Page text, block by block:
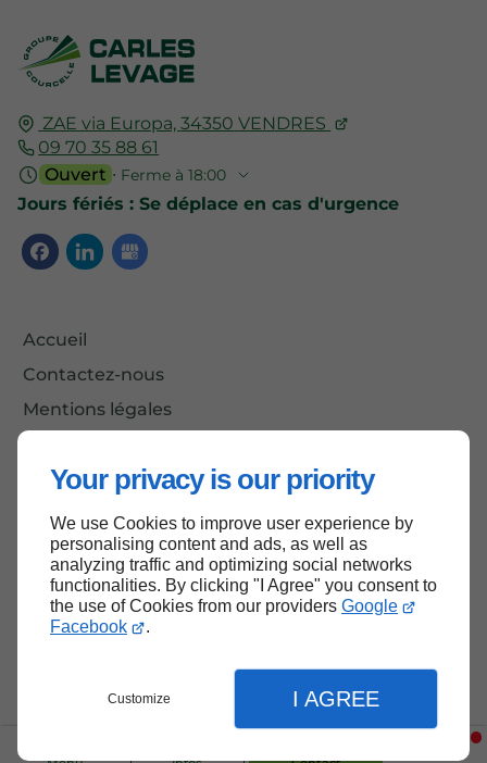
Your privacy is our priority
We use Cookies to improve user experience by
personalising content and ads, as well as
analyzing traffic and optimizing social networks
functionalities. By clicking "I Agree" you consent to
the use of Cookies from our providers Google
Facebook
.
Customize I AGREE
ZAE via Europa,34350 VENDRES
09 70 35 88 61
Ouvert ⋅ Ferme à 18:00
Jours fériés : Se déplace en cas d'urgence
Accueil
Contactez-nous
Mentions légales
Haut de page